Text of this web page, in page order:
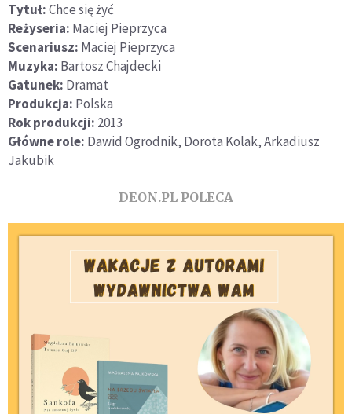
Tytuł:Chce się żyć
Reżyseria: Maciej Pieprzyca
Scenariusz: Maciej Pieprzyca
Muzyka: Bartosz Chajdecki
Gatunek: Dramat
Produkcja: Polska
Rok produkcji: 2013
Główne role: Dawid Ogrodnik, Dorota Kolak, Arkadiusz
Jakubik
DEON.PL POLECA